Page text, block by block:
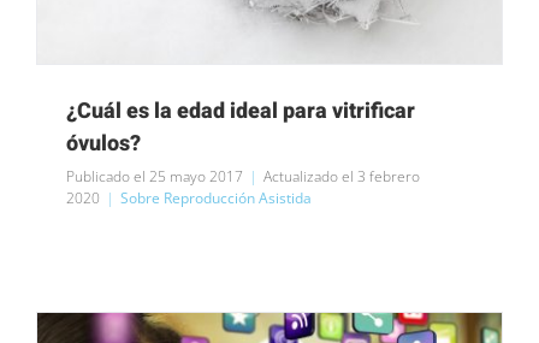
¿Cuál es la edad ideal para vitrificar
óvulos?
Publicado el 25 mayo 2017 | Actualizado el 3 febrero
2020 | Sobre Reproducción Asistida